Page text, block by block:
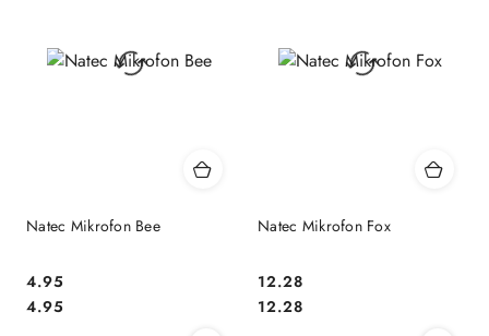
Natec Mikrofon Bee
Cena:
4.95
Cena:
4.95
Natec Mikrofon Fox
Cena:
12.28
Cena:
12.28